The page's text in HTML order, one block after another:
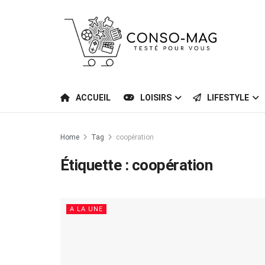
ACCUEIL LOISIRS LIFESTYLE
Home Tag coopération
Étiquette : coopération
A LA UNE